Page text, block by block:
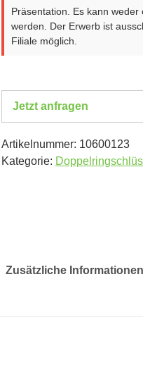
Präsentation. Es kann
werden. Der Erwerb ist
Filiale möglich.
Jetzt anfragen
Artikelnummer: 10600123
Kategorie:
Zusätzliche Informationen